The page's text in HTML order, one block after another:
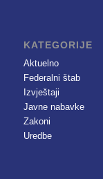
KATEGORIJE
Aktuelno
Federalni štab
Izvještaji
Javne nabavke
Zakoni
Uredbe